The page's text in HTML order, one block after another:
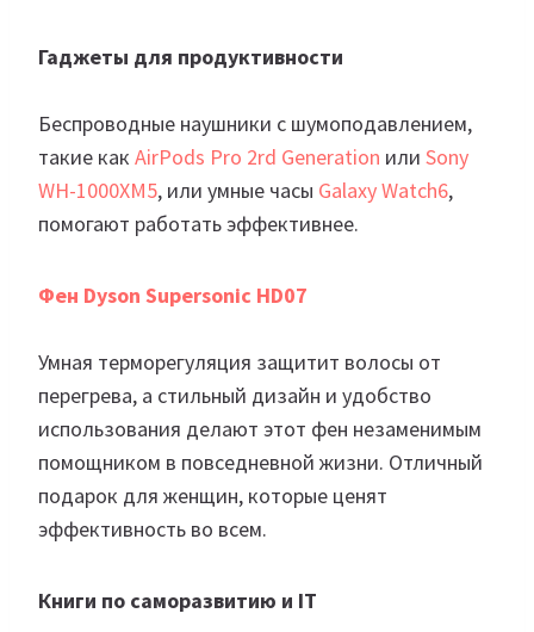
Гаджеты для продуктивности
Беспроводные наушники с шумоподавлением,
такие как AirPods Pro 2rd Generation или Sony
WH-1000XM5, или умные часы Galaxy Watch6,
помогают работать эффективнее.
Фен Dyson Supersonic HD07
Умная терморегуляция защитит волосы от
перегрева, а стильный дизайн и удобство
использования делают этот фен незаменимым
помощником в повседневной жизни. Отличный
подарок для женщин, которые ценят
эффективность во всем.
Книги по саморазвитию и IT